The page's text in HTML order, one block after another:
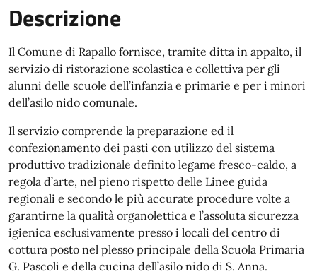
Descrizione
Il Comune di Rapallo fornisce, tramite ditta in appalto, il
servizio di ristorazione scolastica e collettiva per gli
alunni delle scuole dell’infanzia e primarie e per i minori
dell’asilo nido comunale.
Il servizio comprende la preparazione ed il
confezionamento dei pasti con utilizzo del sistema
produttivo tradizionale definito legame fresco-caldo, a
regola d’arte, nel pieno rispetto delle Linee guida
regionali e secondo le più accurate procedure volte a
garantirne la qualità organolettica e l’assoluta sicurezza
igienica esclusivamente presso i locali del centro di
cottura posto nel plesso principale della Scuola Primaria
G. Pascoli e della cucina dell’asilo nido di S. Anna.